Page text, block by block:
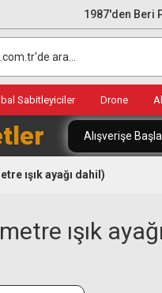
1987'den Beri
Sabitleyiciler Drone
Alışverişe Başla
ışık ayağı dahil)
ışık